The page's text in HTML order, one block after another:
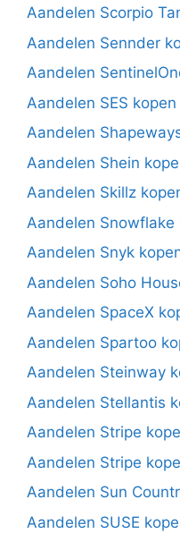
Aandelen Scorpio
Aandelen Sennder
Aandelen
Aandelen SES kopen
Aandelen
Aandelen Shein
Aandelen Skillz
Aandelen Snowflake
Aandelen Snyk
Aandelen Soho
Aandelen SpaceX
Aandelen Spartoo
Aandelen Steinway
Aandelen Stellantis
Aandelen Stripe
Aandelen Stripe
Aandelen Sun
Aandelen SUSE